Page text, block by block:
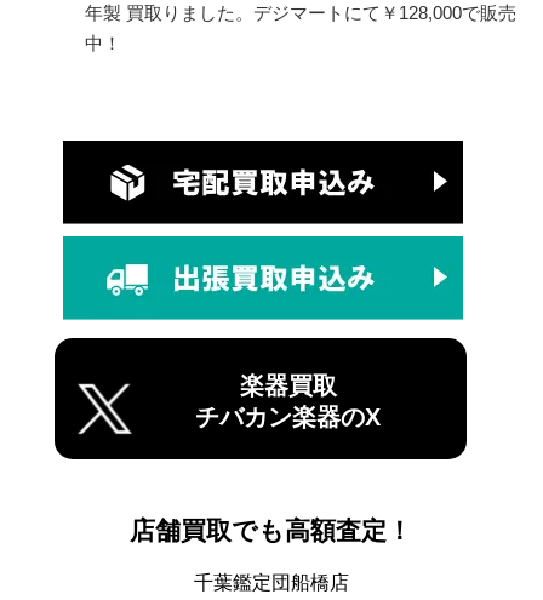
年製 買取りました。デジマートにて￥128,000で販売
中！
楽器買取
チバカン楽器のX
店舗買取でも高額査定！
千葉鑑定団船橋店